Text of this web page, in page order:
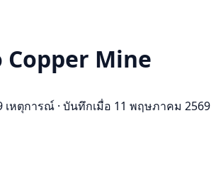
Copper Mine
เหตุการณ์ · บันทึกเมื่อ 11 พฤษภาคม 2569